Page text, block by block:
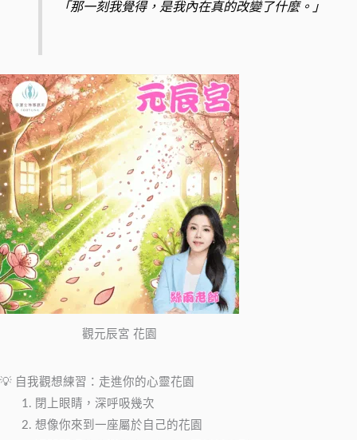
「那一刻我覺得，是我內在真的改變了什麼。」
觀元辰宮 花園
💡 自我觀想練習：走進你的心靈花園
閉上眼睛，深呼吸幾次
想像你來到一座屬於自己的花園